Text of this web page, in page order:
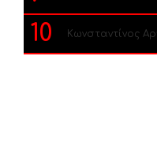
10 Κωνσταντίνος